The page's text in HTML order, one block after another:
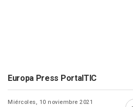
Europa Press PortalTIC
Miércoles, 10 noviembre 2021